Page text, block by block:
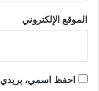
الموقع الإلكتروني
احفظ اسمي، بريدي